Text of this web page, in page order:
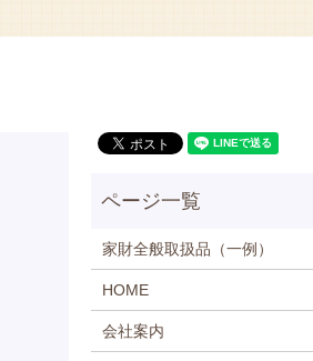
家財全般取扱品（一例）
HOME
会社案内